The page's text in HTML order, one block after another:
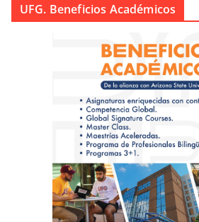
UFG. Beneficios Académicos